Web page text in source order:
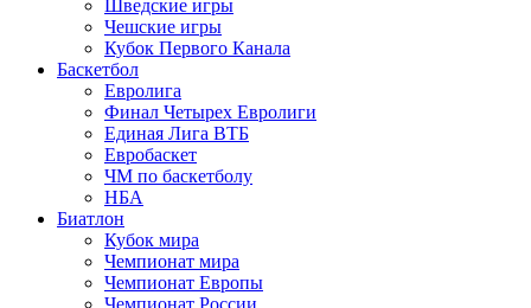
Шведские игры
Чешские игры
Кубок Первого Канала
Баскетбол
Евролига
Финал Четырех Евролиги
Единая Лига ВТБ
Евробаскет
ЧМ по баскетболу
НБА
Биатлон
Кубок мира
Чемпионат мира
Чемпионат Европы
Чемпионат России